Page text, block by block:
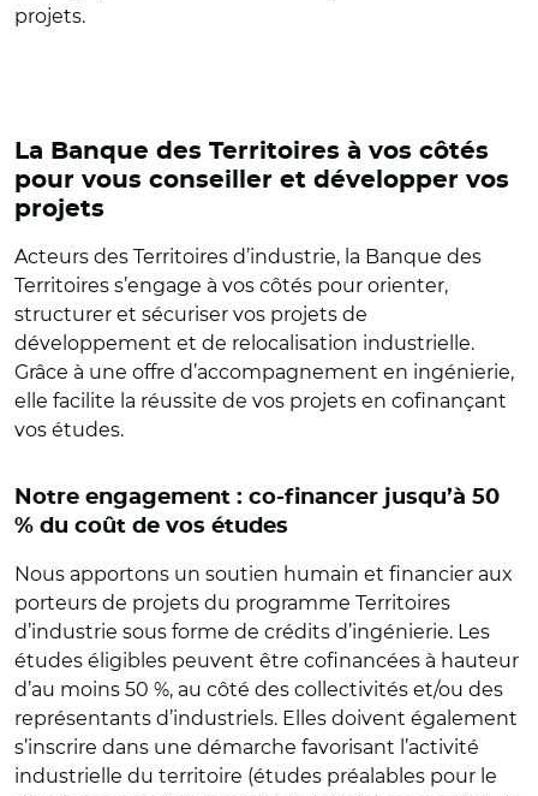
projets.
La Banque des Territoires à vos côtés
pour vous conseiller et développer vos
projets
Acteurs des Territoires d’industrie, la Banque des
Territoires s’engage à vos côtés pour orienter,
structurer et sécuriser vos projets de
développement et de relocalisation industrielle.
Grâce à une offre d’accompagnement en ingénierie,
elle facilite la réussite de vos projets en cofinançant
vos études.
Notre engagement : co-financer jusqu’à 50
% du coût de vos études
Nous apportons un soutien humain et financier aux
porteurs de projets du programme Territoires
d’industrie sous forme de crédits d’ingénierie. Les
études éligibles peuvent être cofinancées à hauteur
d’au moins 50 %, au côté des collectivités et/ou des
représentants d’industriels. Elles doivent également
s’inscrire dans une démarche favorisant l’activité
industrielle du territoire (études préalables pour le